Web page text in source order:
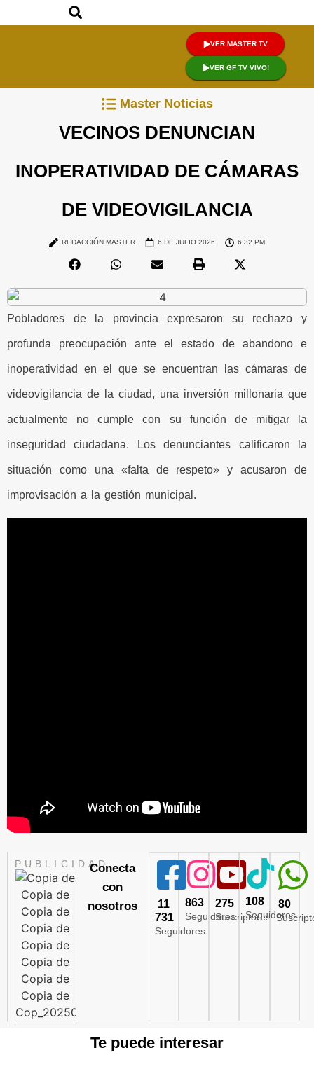
VER MASTER TV
VER GF TV VIVO!
Master Noticias
VECINOS DENUNCIAN
INOPERATIVIDAD DE CÁMARAS
DE VIDEOVIGILANCIA
REDACCIÓN MASTER 6 DE JULIO 2026 6:32 PM
Pobladores de la provincia expresaron su rechazo y
profunda preocupación ante el estado de abandono e
inoperatividad en el que se encuentran las cámaras de
videovigilancia de la ciudad, una inversión millonaria que
actualmente no cumple con su función de mitigar la
inseguridad ciudadana. Los denunciantes calificaron la
situación como una «falta de respeto» y acusaron de
improvisación a la gestión municipal.
PUBLICIDADConecta
con
nosotros
11
731
Seguidores
863
Seguidores
275
Suscriptores
108
Seguidores
80
Te puede interesar